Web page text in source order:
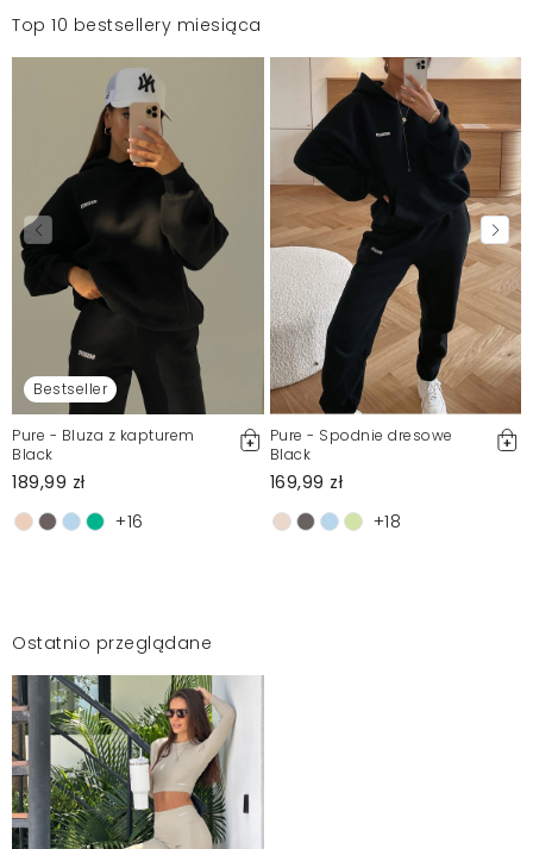
Top 10 bestsellery miesiąca
Bestseller
Pure - Bluza z kapturem
Black
189,99 zł
+16
Pure - Spodnie dresowe
Black
169,99 zł
+18
Ostatnio przeglądane